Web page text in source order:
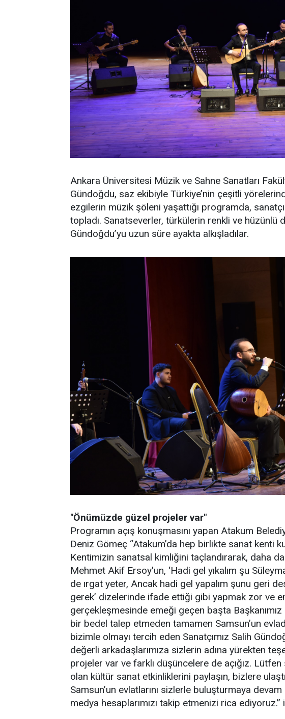
Ankara Üniversitesi Müzik ve Sahne Sanatları
Gündoğdu, saz ekibiyle Türkiye’nin çeşitli
ezgilerin müzik şöleni yaşattığı programda,
topladı. Sanatseverler, türkülerin renkli ve hüzünlü
Gündoğdu’yu uzun süre ayakta alkışladılar.
"Önümüzde güzel projeler var"
Programın açış konuşmasını yapan Atakum
Deniz Gömeç “Atakum’da hep birlikte sanat kenti
Kentimizin sanatsal kimliğini taçlandırarak, daha
Mehmet Akif Ersoy'un, ‘Hadi gel yıkalım şu
de ırgat yeter, Ancak hadi gel yapalım şunu geri
gerek’ dizelerinde ifade ettiği gibi yapmak zor ve
gerçekleşmesinde emeği geçen başta
bir bedel talep etmeden tamamen Samsun’un
bizimle olmayı tercih eden Sanatçımız Salih
değerli arkadaşlarımıza sizlerin adına yürekten
projeler var ve farklı düşüncelere de açığız.
olan kültür sanat etkinliklerini paylaşın, bizlere
Samsun’un evlatlarını sizlerle buluşturmaya
medya hesaplarımızı takip etmenizi rica ediyoruz.”